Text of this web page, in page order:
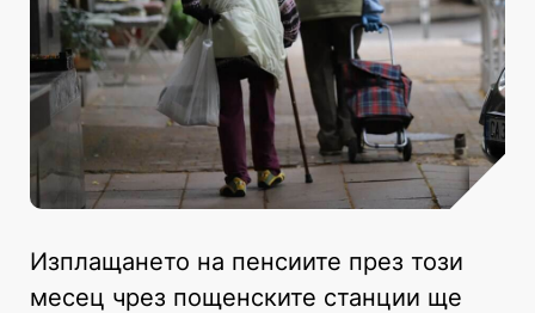
Изплащането на пенсиите през този
месец чрез пощенските станции ще